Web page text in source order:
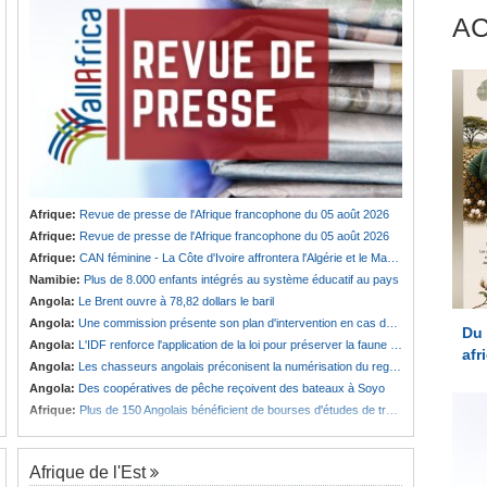
Afrique: Revue de presse de l'Afrique francophone du 05 août 2026
Afrique: Revue de presse de l'Afrique francophone du 05 août 2026
Afrique: CAN féminine - La Côte d'Ivoire affrontera l'Algérie et le Maroc fera face à l'Afrique du Sud en quarts
Namibie: Plus de 8.000 enfants intégrés au système éducatif au pays
Angola: Le Brent ouvre à 78,82 dollars le baril
Angola: Une commission présente son plan d'intervention en cas de catastrophe à Huambo
Angola: L'IDF renforce l'application de la loi pour préserver la faune sauvage
Angola: Les chasseurs angolais préconisent la numérisation du registre et des licences
Angola: Des coopératives de pêche reçoivent des bateaux à Soyo
Afrique: Plus de 150 Angolais bénéficient de bourses d'études de troisième cycle au Royaume-Uni
Afrique de l'Est